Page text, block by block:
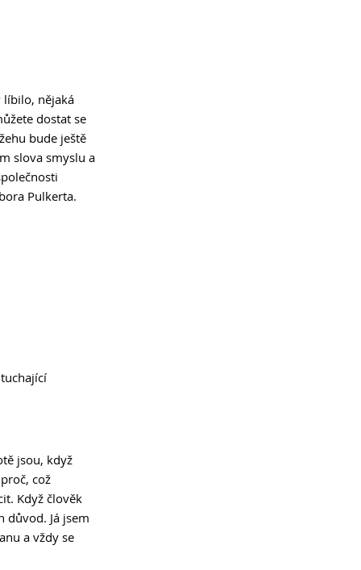
líbilo, nějaká
dostat se
bude ještě
slova smyslu a
Pulkerta.
jsou, když
což
Když člověk
důvod. Já jsem
a vždy se